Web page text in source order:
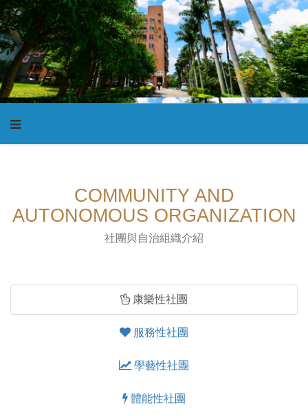
COMMUNITY AND
AUTONOMOUS ORGANIZATION
社團與自治組織介紹
康樂性社團
服務性社團
學藝性社團
體能性社團